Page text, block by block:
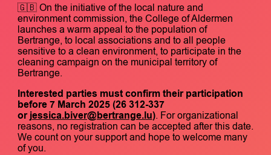
🇬🇧 On the initiative of the local nature and
environment commission, the College of Aldermen
launches a warm appeal to the population of
Bertrange, to local associations and to all people
sensitive to a clean environment, to participate in the
cleaning campaign on the municipal territory of
Bertrange.
Interested parties must confirm their participation
before 7 March 2025(26 312-337
orjessica.biver@bertrange.lu). For organizational
reasons, no registration can be accepted after this date.
We count on your support and hope to welcome many
of you.